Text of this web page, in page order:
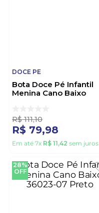
DOCE PE
Bota Doce Pé Infantil
Menina Cano Baixo
R$ 111,10
R$ 79,98
Em até 7x R$ 11,42 sem juros
28%
OFF